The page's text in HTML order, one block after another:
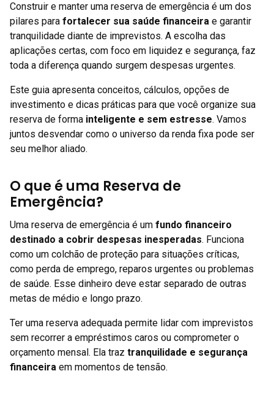
Construir e manter uma reserva de emergência é um dos
pilares para fortalecer sua saúde financeira e garantir
tranquilidade diante de imprevistos. A escolha das
aplicações certas, com foco em liquidez e segurança, faz
toda a diferença quando surgem despesas urgentes.
Este guia apresenta conceitos, cálculos, opções de
investimento e dicas práticas para que você organize sua
reserva de forma inteligente e sem estresse. Vamos
juntos desvendar como o universo da renda fixa pode ser
seu melhor aliado.
O que é uma Reserva de
Emergência?
Uma reserva de emergência é um fundo financeiro
destinado a cobrir despesas inesperadas. Funciona
como um colchão de proteção para situações críticas,
como perda de emprego, reparos urgentes ou problemas
de saúde. Esse dinheiro deve estar separado de outras
metas de médio e longo prazo.
Ter uma reserva adequada permite lidar com imprevistos
sem recorrer a empréstimos caros ou comprometer o
orçamento mensal. Ela traz tranquilidade e segurança
financeira em momentos de tensão.